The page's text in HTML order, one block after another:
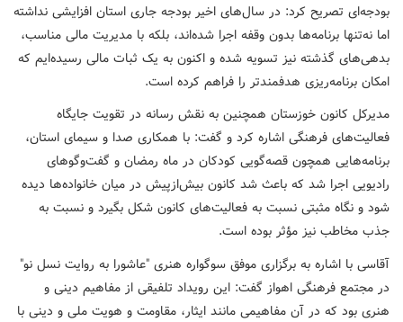
بودجه‌ای تصریح کرد: در سال‌های اخیر بودجه جاری استان افزایشی نداشته
اما نه‌تنها برنامه‌ها بدون وقفه اجرا شده‌اند، بلکه با مدیریت مالی مناسب،
بدهی‌های گذشته نیز تسویه شده و اکنون به یک ثبات مالی رسیده‌ایم که
امکان برنامه‌ریزی هدفمندتر را فراهم کرده است.
مدیرکل کانون خوزستان همچنین به نقش رسانه در تقویت جایگاه
فعالیت‌های فرهنگی اشاره کرد و گفت: با همکاری صدا و سیمای استان،
برنامه‌هایی همچون قصه‌گویی کودکان در ماه رمضان و گفت‌وگوهای
رادیویی اجرا شد که باعث شد کانون بیش‌ازپیش در میان خانواده‌ها دیده
شود و نگاه مثبتی نسبت به فعالیت‌های کانون شکل بگیرد و نسبت به
جذب مخاطب نیز مؤثر بوده است.
آقاسی با اشاره به برگزاری موفق سوگواره هنری "عاشورا به روایت نسل نو"
در مجتمع فرهنگی اهواز گفت: این رویداد تلفیقی از مفاهیم دینی و
هنری بود که در آن مفاهیمی مانند ایثار، مقاومت و هویت ملی و دینی با